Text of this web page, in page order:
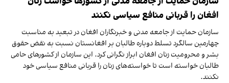
افغان را قربانی منافع سیاسی نکنند
سازمان حمایت از جامعه مدنی و خبرنگاران افغان در تبعید به مناسبت
چهارمین سالگرد تسلط دوباره طالبان بر افغانستان نسبت به نقض حقوق
بشر و محرومیت زنان افغان ابراز نگرانی کرد. این سازمان از کشورهای حامی
طالبان خواسته است تا خواسته‌های زنان را قربانی منافع سیاسی خود
نکنند.